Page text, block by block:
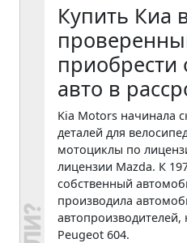
Купить Киа
приобрести
авто в
Kia Motors начинала
деталей для
мотоциклы по
лицензии Mazda. К
собственный
производила
Peugeot 604.